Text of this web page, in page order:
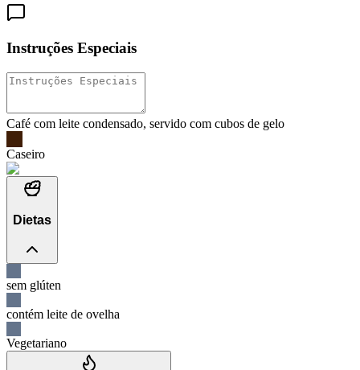
Instruções Especiais
Café com leite condensado, servido com cubos de gelo
Caseiro
Dietas
sem glúten
contém leite de ovelha
Vegetariano